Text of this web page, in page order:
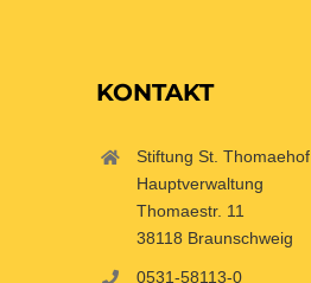
KONTAKT
Stiftung St. Thomaehof
Hauptverwaltung
Thomaestr. 11
38118 Braunschweig
0531-58113-0